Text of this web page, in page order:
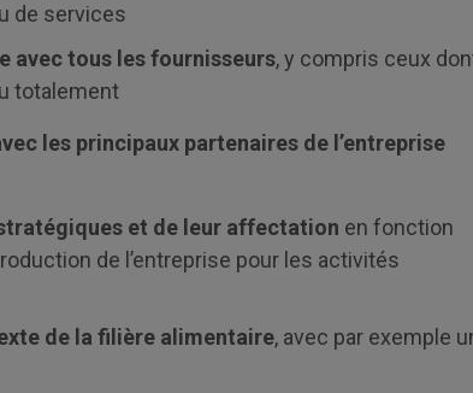
de services
avec tous les fournisseurs, y compris ceux
totalement
les principaux partenaires de l’entreprise
et de leur affectation en fonction
de l’entreprise pour les activités
de la filière alimentaire, avec par exemple